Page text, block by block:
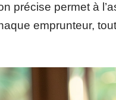
précise permet à
emprunteur,